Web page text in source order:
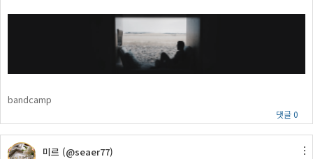
bandcamp
댓글 0
미르 (@seaer77)